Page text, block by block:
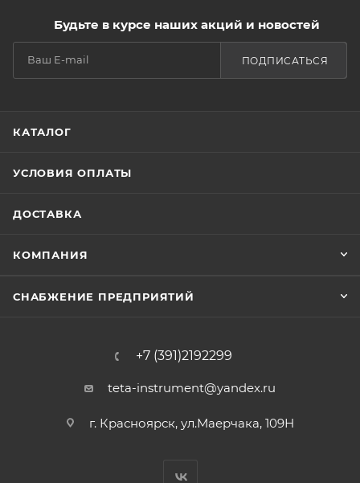
Будьте в курсе наших акций и новостей
ПОДПИСАТЬСЯ
КАТАЛОГ
УСЛОВИЯ ОПЛАТЫ
ДОСТАВКА
КОМПАНИЯ
СНАБЖЕНИЕ ПРЕДПРИЯТИЙ
+7 (391)2192299
teta-instrument@yandex.ru
г. Красноярск, ул.Маерчака, 109Н